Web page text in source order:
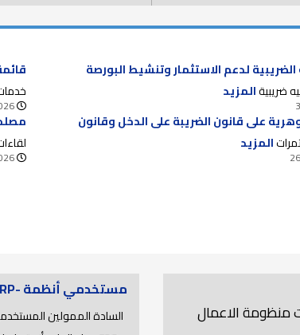
لدعم الاستثمار وتنشيط البورصة
ضريبيةالمزيد
على قانون الضريبة على الدخل وقانون
الدمغة للقضاء على الازدواج الضريبي ودعم
المالية
المزيد
منظومة الاعمال
مستخدمي أنظمة -ERP
السادة الممولين